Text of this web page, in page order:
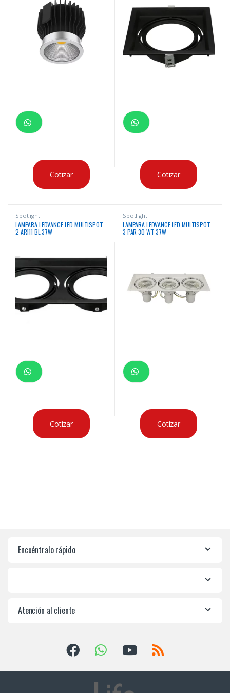
Cotizar Cotizar
Spotlight
LAMPARA LEDVANCE LED MULTISPOT
2 AR111 BL 37W
Cotizar
Spotlight
LAMPARA LEDVANCE LED MULTISPOT
3 PAR 30 WT 37W
Cotizar
Encuéntralo rápido
Atención al cliente